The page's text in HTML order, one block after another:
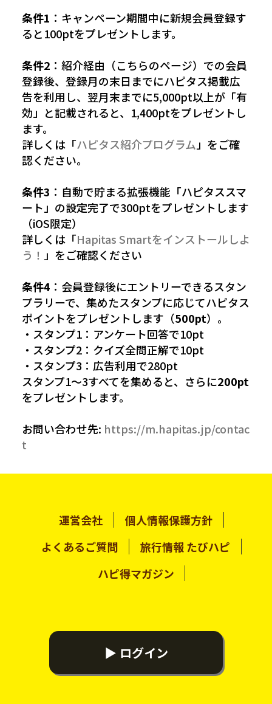
条件1 ：キャンペーン期間中に新規会員登録す
ると100ptをプレゼントします。
条件2 ：紹介経由（こちらのページ）での会員
登録後、登録月の末日までにハピタス掲載広
告を利用し、翌月末までに5,000pt以上が「有
効」と記載されると、1,400ptをプレゼントし
ます。
詳しくは「ハピタス紹介プログラム 」をご確
認ください。
条件3 ：自動で貯まる拡張機能「ハピタススマ
ート」の設定完了で300ptをプレゼントします
（iOS限定）
詳しくは「Hapitas Smartをインストールしよ
う！ 」をご確認ください
条件4 ：会員登録後にエントリーできるスタン
プラリーで、集めたスタンプに応じてハピタス
ポイントをプレゼントします（500pt）。
・スタンプ1：アンケート回答で10pt
・スタンプ2：クイズ全問正解で10pt
・スタンプ3：広告利用で280pt
スタンプ1〜3すべてを集めると、さらに200pt
をプレゼントします。
お問い合わせ先: https://m.hapitas.jp/contac
t
運営会社
個人情報保護方針
よくあるご質問
旅行情報 たびハピ
ハピ得マガジン
▶ ログイン